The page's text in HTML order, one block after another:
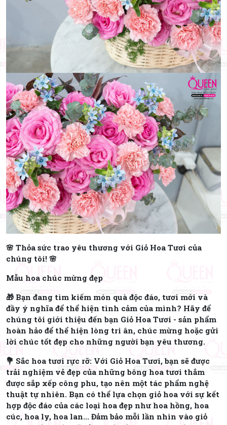
🌸 Thỏa sức trao yêu thương với Giỏ Hoa Tươi của
chúng tôi! 🌸
Mẫu hoa chúc mừng đẹp
🎁 Bạn đang tìm kiếm món quà độc đáo, tươi mới và
đầy ý nghĩa để thể hiện tình cảm của mình? Hãy để
chúng tôi giới thiệu đến bạn Giỏ Hoa Tươi - sản phẩm
hoàn hảo để thể hiện lòng tri ân, chúc mừng hoặc gửi
lời chúc tốt đẹp cho những người bạn yêu thương.
💐 Sắc hoa tươi rực rỡ: Với Giỏ Hoa Tươi, bạn sẽ được
trải nghiệm vẻ đẹp của những bông hoa tươi thắm
được sắp xếp công phu, tạo nên một tác phẩm nghệ
thuật tự nhiên. Bạn có thể lựa chọn giỏ hoa với sự kết
hợp độc đáo của các loại hoa đẹp như hoa hồng, hoa
cúc, hoa ly, hoa lan... Đảm bảo mỗi lần nhìn vào giỏ